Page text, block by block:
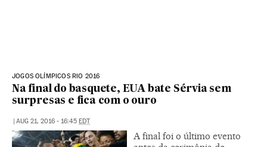
JOGOS OLÍMPICOS RIO 2016
Na final do basquete, EUA bate Sérvia sem
surpresas e fica com o ouro
| AUG 21, 2016 - 16:45 EDT
A final foi o último evento